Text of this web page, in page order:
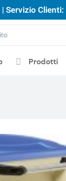
Servizio Clienti:
Prodotti